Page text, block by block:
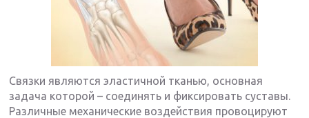
Связки являются эластичной тканью, основная
задача которой – соединять и фиксировать суставы.
Различные механические воздействия провоцируют